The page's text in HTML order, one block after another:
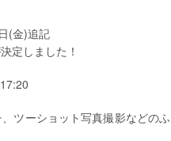
(金)追記
定しました！
ツーショット写真撮影などのふ